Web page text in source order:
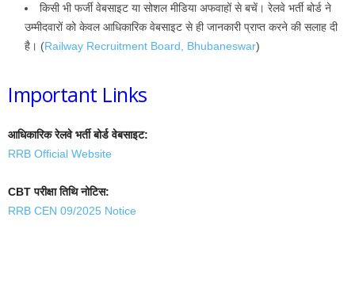
किसी भी फर्जी वेबसाइट या सोशल मीडिया अफवाहों से बचें। रेलवे भर्ती बोर्ड ने
उम्मीदवारों को केवल आधिकारिक वेबसाइट से ही जानकारी प्राप्त करने की सलाह दी
है। (Railway Recruitment Board, Bhubaneswar)
Important Links
आधिकारिक रेलवे भर्ती बोर्ड वेबसाइट:
RRB Official Website
CBT परीक्षा तिथि नोटिस:
RRB CEN 09/2025 Notice